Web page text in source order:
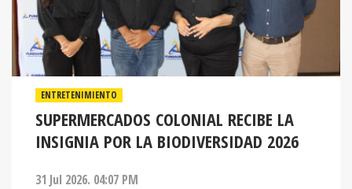
ENTRETENIMIENTO
SUPERMERCADOS COLONIAL RECIBE LA
INSIGNIA POR LA BIODIVERSIDAD 2026
31 Jul 2026. 04:07 PM